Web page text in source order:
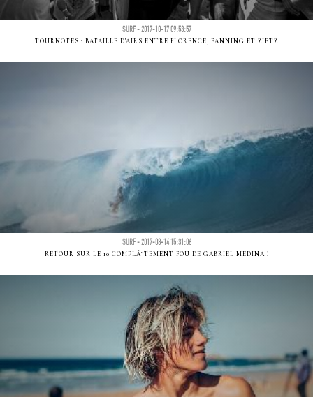
SURF - 2017-10-17 09:53:57
TOURNOTES : BATAILLE D'AIRS ENTRE FLORENCE, FANNING ET ZIETZ
SURF - 2017-08-14 15:31:06
RETOUR SUR LE 10 COMPLÃ¨TEMENT FOU DE GABRIEL MEDINA !